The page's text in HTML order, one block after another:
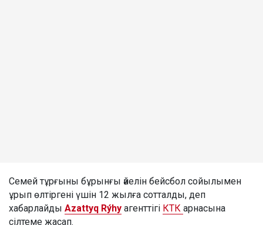
Семей тұрғыны бұрынғы әйелін бейсбол сойылымен
ұрып өлтіргені үшін 12 жылға сотталды, деп
хабарлайды Azattyq Rýhy агенттігі КТК арнасына
сілтеме жасап.